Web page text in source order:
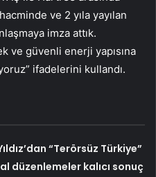
ve 2 yıla yayılan
imza attık.
ve güvenli enerji yapısına
ifadelerini kullandı.
“Terörsüz Türkiye”
düzenlemeler kalıcı sonuç